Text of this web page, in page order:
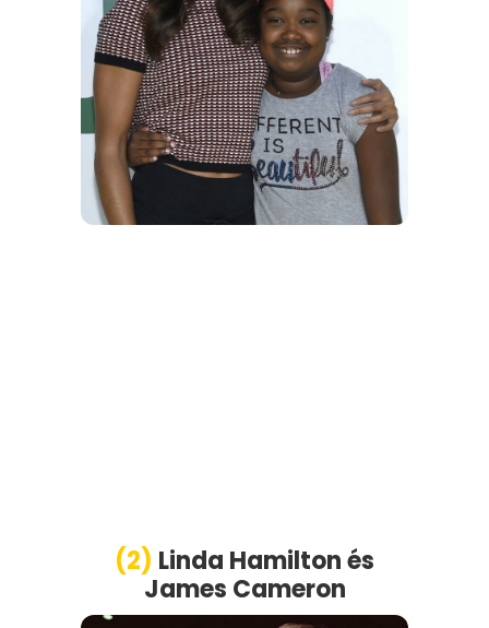
(2) Linda Hamiltonés
James Cameron